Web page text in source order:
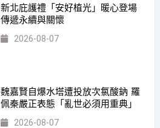
新北庇護禮「安好植光」暖心登場
傳遞永續與關懷
2026-08-07
魏嘉賢自爆水塔遭投放次氯酸鈉 羅
佩秦嚴正表態「亂世必須用重典」
2026-08-07